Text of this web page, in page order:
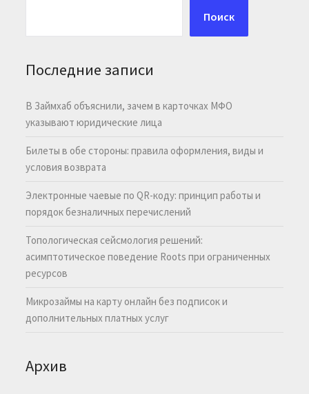
Поиск
Последние записи
В Займхаб объяснили, зачем в карточках МФО
указывают юридические лица
Билеты в обе стороны: правила оформления, виды и
условия возврата
Электронные чаевые по QR-коду: принцип работы и
порядок безналичных перечислений
Топологическая сейсмология решений:
асимптотическое поведение Roots при ограниченных
ресурсов
Микрозаймы на карту онлайн без подписок и
дополнительных платных услуг
Архив